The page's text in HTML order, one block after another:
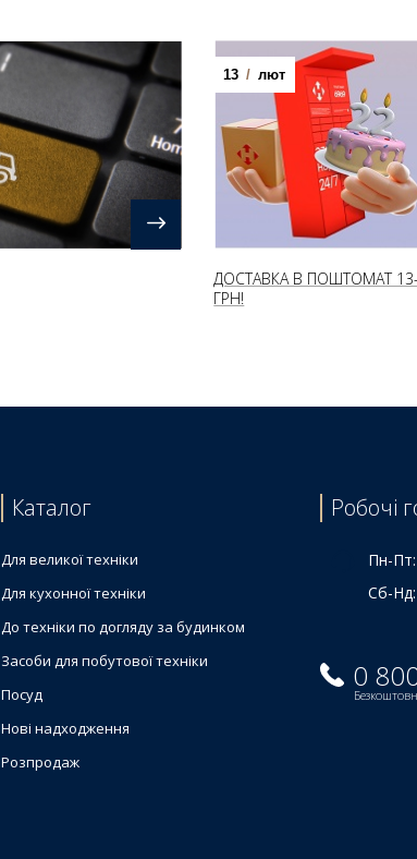
13 / лют
ДОСТАВКА В ПОШТОМАТ
ГРН!
Каталог
Для великої техніки
Для кухонної техніки
До техніки по догляду за будинком
Засоби для побутової техніки
Посуд
Нові надходження
Розпродаж
Робочі
Пн-
Сб-Нд:
0